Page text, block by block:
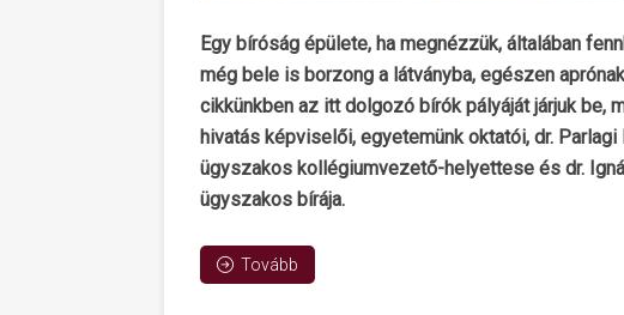
Egy bíróság épülete, ha megnézzük, általában
még bele is borzong a látványba, egészen
cikkünkben az itt dolgozó bírók pályáját járjuk be,
hivatás képviselői, egyetemünk oktatói, dr.
ügyszakos kollégiumvezető-helyettese és dr.
ügyszakos bírája.
Tovább